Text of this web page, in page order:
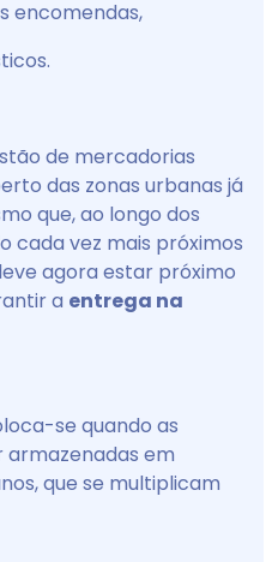
encomendas,
de mercadorias
das zonas urbanas já
que, ao longo dos
cada vez mais próximos
agora estar próximo
a entrega na
se quando as
em
que se multiplicam